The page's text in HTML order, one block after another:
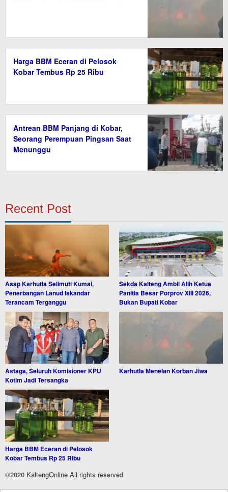
Harga BBM Eceran di Pelosok
Kobar Tembus Rp 25 Ribu
Antrean BBM Panjang di Kobar,
Seorang Perempuan Pingsan Saat
Menunggu
Recent Post
Asap Karhutla Selimuti Kumai,
Penerbangan Lanud Iskandar
Terancam Terganggu
Sekda Kalteng Ambil Alih Ketua
Panitia Besar Porprov XIII 2026,
Bukan Bupati Kobar
Astaga, Seluruh Komisioner KPU
Kotim Jadi Tersangka
Karhutla Menelan Korban Jiwa
Harga BBM Eceran di Pelosok
Kobar Tembus Rp 25 Ribu
©2020 KaltengOnline All rights reserved